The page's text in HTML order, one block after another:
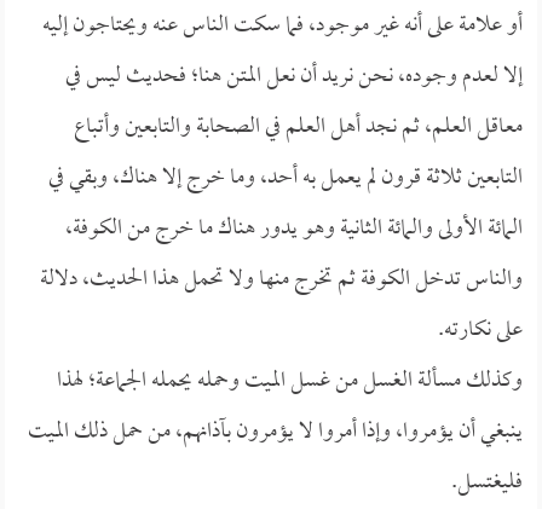
أو علامة على أنه غير موجود، فما سكت الناس عنه ويحتاجون إليه
إلا لعدم وجوده، نحن نريد أن نعل المتن هنا؛ فحديث ليس في
معاقل العلم، ثم نجد أهل العلم في الصحابة والتابعين وأتباع
التابعين ثلاثة قرون لم يعمل به أحد، وما خرج إلا هناك، وبقي في
المائة الأولى والمائة الثانية وهو يدور هناك ما خرج من الكوفة،
والناس تدخل الكوفة ثم تخرج منها ولا تحمل هذا الحديث، دلالة
على نكارته.
وكذلك مسألة الغسل من غسل الميت وحمله يحمله الجماعة؛ لهذا
ينبغي أن يؤمروا، وإذا أمروا لا يؤمرون بآذانهم، من حمل ذلك الميت
فليغتسل.